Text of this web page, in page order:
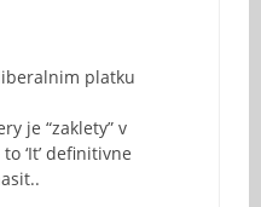
platku
je “zaklety” v
‘It’ definitivne